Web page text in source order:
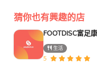
猜你也有興趣的店
生活
5